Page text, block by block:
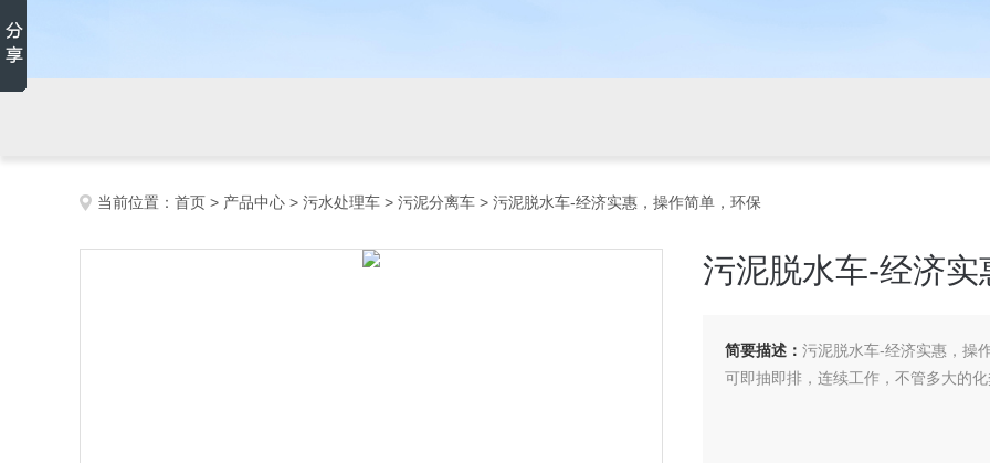
当前位置： 首页 > 产品中心 > 污水处理车 > 污泥分离车 > 污泥脱水车-经济实惠，操作简单，环保
污泥脱水车-经济
简要描述： 污泥脱水车-经济实惠，操
可即抽即排，连续工作，不管多大的